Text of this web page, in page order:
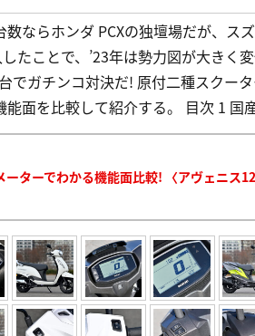
ならホンダ PCXの独壇場だが、ス
たことで、’23年は勢力図が大きく
でガチンコ対決だ! 原付二種スクー
能面を比較して紹介する。 目次 1
ターでわかる機能面比較! 〈アヴェニス